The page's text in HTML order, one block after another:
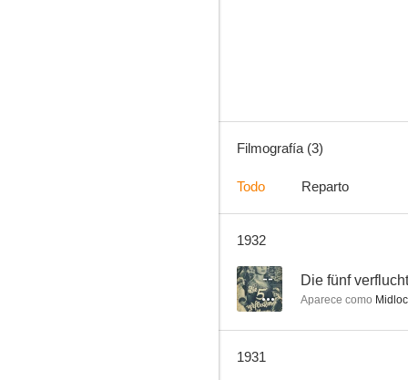
Filmografía (3)
Todo Reparto
1932
-- Die fünf
Aparece como
1931